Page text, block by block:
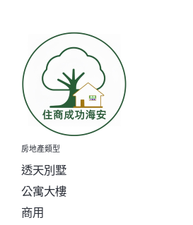
房地產類型
透天別墅
公寓大樓
商用